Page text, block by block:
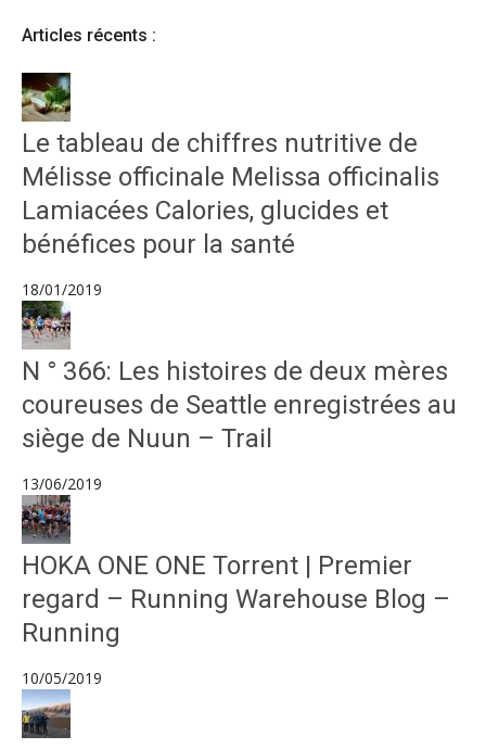
Articles récents :
Le tableau de chiffres nutritive de
Mélisse officinale Melissa officinalis
Lamiacées Calories, glucides et
bénéfices pour la santé
18/01/2019
N ° 366: Les histoires de deux mères
coureuses de Seattle enregistrées au
siège de Nuun – Trail
13/06/2019
HOKA ONE ONE Torrent | Premier
regard – Running Warehouse Blog –
Running
10/05/2019